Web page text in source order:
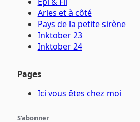
Arles et à côté
Pays de la petite sirène
Inktober 23
Inktober 24
Pages
Ici vous êtes chez moi
S'abonner